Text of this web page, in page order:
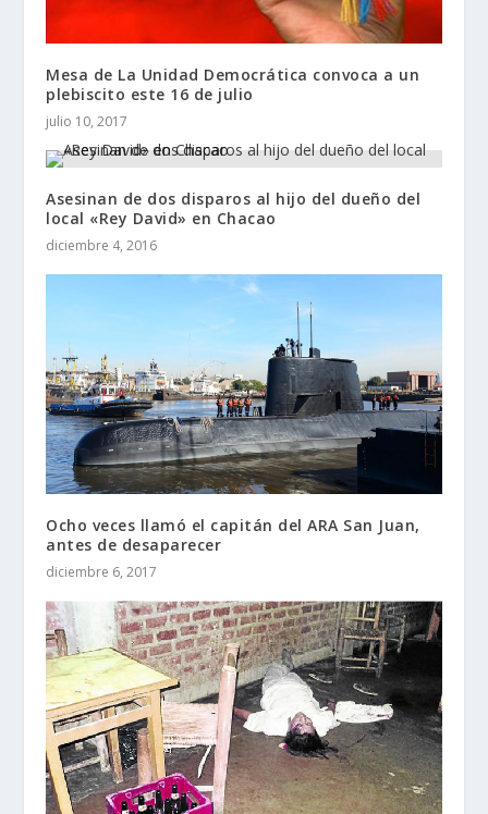
Mesa de La Unidad Democrática convoca a un
plebiscito este 16 de julio
julio 10, 2017
Asesinan de dos disparos al hijo del dueño del
local «Rey David» en Chacao
diciembre 4, 2016
Ocho veces llamó el capitán del ARA San Juan,
antes de desaparecer
diciembre 6, 2017